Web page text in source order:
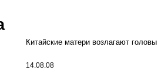
Китайские матери возлагают
14.08.08